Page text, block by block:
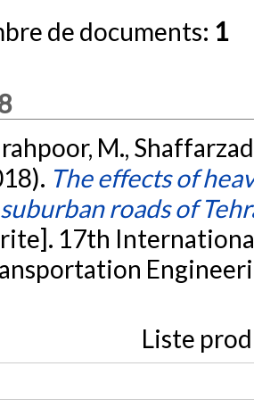
de documents: 1
M.,
The effects of
roads of
17th
Liste